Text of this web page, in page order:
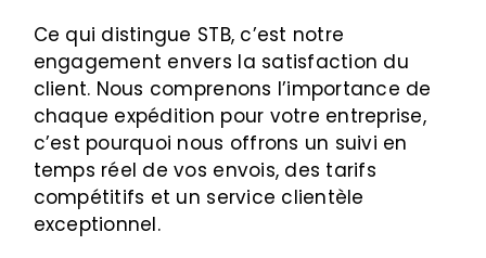
Ce qui distingue STB, c’est notre
engagement envers la satisfaction du
client. Nous comprenons l’importance de
chaque expédition pour votre entreprise,
c’est pourquoi nous offrons un suivi en
temps réel de vos envois, des tarifs
compétitifs et un service clientèle
exceptionnel.